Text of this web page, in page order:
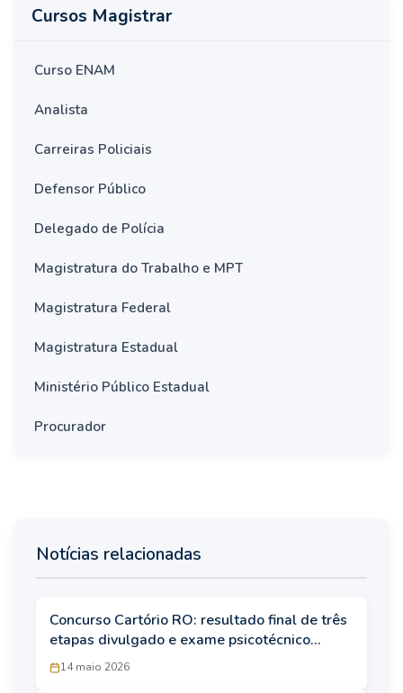
Cursos Magistrar
Curso ENAM
Analista
Carreiras Policiais
Defensor Público
Delegado de Polícia
Magistratura do Trabalho e MPT
Magistratura Federal
Magistratura Estadual
Ministério Público Estadual
Procurador
Notícias relacionadas
Concurso Cartório RO: resultado final de três
etapas divulgado e exame psicotécnico
marcado para 31 de maio
14 maio 2026